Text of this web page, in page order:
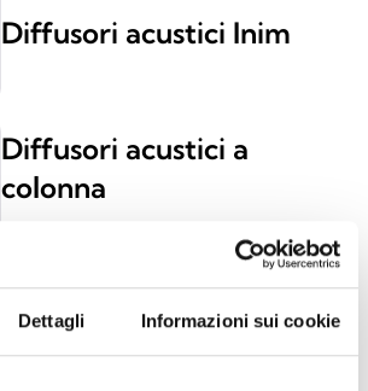
Dettagli Informazioni sui cookie
Diffusori acustici Inim
Diffusori acustici a
colonna
Diffusori acustici da
soffitto